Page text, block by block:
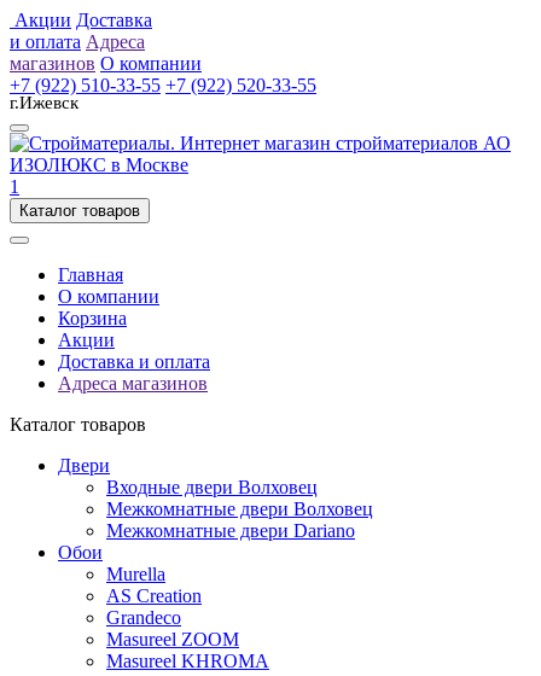
Акции Доставка
и оплата Адреса
магазинов О компании
+7 (922) 510-33-55 +7 (922) 520-33-55
г.Ижевск
1
Каталог товаров
Главная
О компании
Корзина
Акции
Доставка и оплата
Адреса магазинов
Каталог товаров
Двери
Входные двери Волховец
Межкомнатные двери Волховец
Межкомнатные двери Dariano
Обои
Murella
AS Creation
Grandeco
Masureel ZOOM
Masureel KHROMA